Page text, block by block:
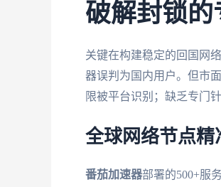
破解封锁
关键在构建稳定的回国网
器误判为国内用户。但市
限被平台识别；缺乏专门
全球网络节点精
番茄加速器部署的500+服